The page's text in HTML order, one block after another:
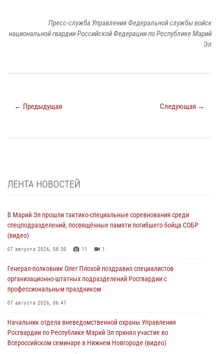
Пресс-служба Управления Федеральной службы войск
национальной гвардии Российской Федерации по Республике Марий
Эл
← Предыдущая Следующая →
ЛЕНТА НОВОСТЕЙ
В Марий Эл прошли тактико-специальные соревнования среди
спецподразделений, посвящённые памяти погибшего бойца СОБР
(видео)
07 августа 2026, 08:30 11 1
Генерал-полковник Олег Плохой поздравил специалистов
организационно-штатных подразделений Росгвардии с
профессиональным праздником
07 августа 2026, 06:47
Начальник отдела вневедомственной охраны Управления
Росгвардии по Республике Марий Эл принял участие во
Всероссийском семинаре в Нижнем Новгороде (видео)